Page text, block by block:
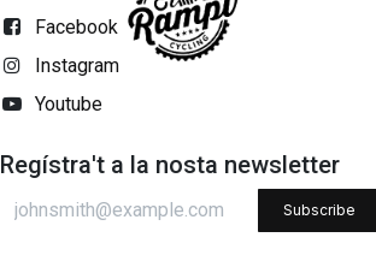
Facebook
Instagram
Youtube
Regístra't a la nosta newsletter
Subscribe